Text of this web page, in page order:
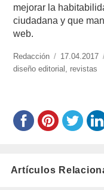
mejorar la
ciudadana y que
web.
https://
Redacción
Publicado
el
17.04.2017
diseño editorial
revistas
Artículos